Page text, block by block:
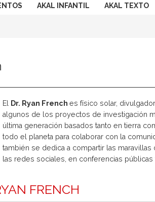
AKAL INFANTIL AKAL TEXTO
El Dr. Ryan Frenches físico solar,
algunos de los proyectos de investigación
última generación basados tanto en tierra
todo el planeta para colaborar con la
también se dedica a compartir las
las redes sociales, en conferencias
FRENCH